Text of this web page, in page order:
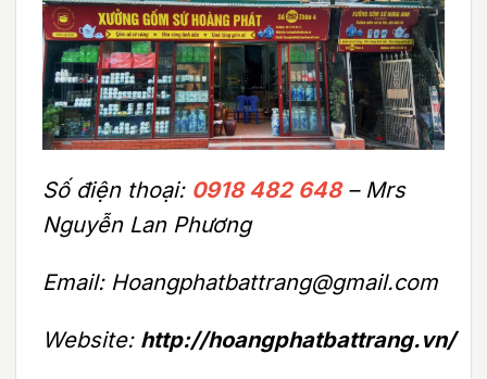
Số điện thoại: 0918 482 648– Mrs
Nguyễn Lan Phương
Email: Hoangphatbattrang@gmail.com
Website: http://hoangphatbattrang.vn/